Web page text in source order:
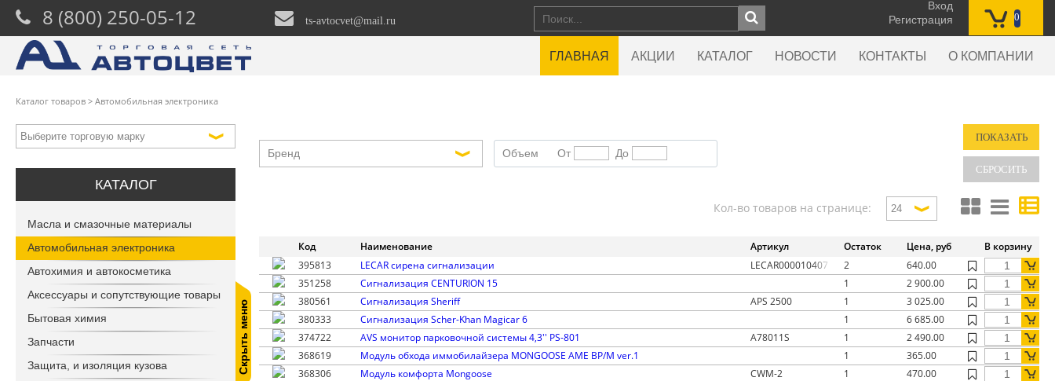
8 (800) 250-05-12 ts-avtocvet@mail.ru
Вход
Регистрация
0
ГЛАВНАЯ АКЦИИ КАТАЛОГ НОВОСТИ КОНТАКТЫ О КОМПАНИИ
Каталог товаров > Автомобильная электроника
КАТАЛОГ
Масла и смазочные материалы
Автомобильная электроника
Автохимия и автокосметика
Аксессуары и сопутствующие товары
Бытовая химия
Запчасти
Защита, и изоляция кузова
Скрыть меню
Бренд Объем От До
Кол-во товаров на странице:
Код Наименование Артикул Остаток Цена, руб
В корзину
395813
LECAR сирена сигнализации LECAR000010407 2
640.00
351258
Сигнализация CENTURION 15 1
2 900.00
380561
Сигнализация Sheriff APS 2500 1
3 025.00
380333
Сигнализация Scher-Khan Magicar 6 1
6 685.00
374722
AVS монитор парковочной системы 4,3'' PS-801 A78011S 1
2 490.00
368619
Модуль обхода иммобилайзера MONGOOSE AME BP/M ver.1 1
365.00
368306
Модуль комфорта Mongoose CWM-2 1
470.00